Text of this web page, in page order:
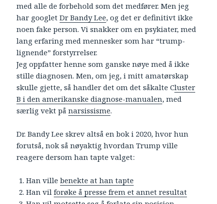
med alle de forbehold som det medfører. Men jeg
har googletDr Bandy Lee, og det er definitivt ikke
noen fake person. Vi snakker om en psykiater, med
lang erfaring med mennesker som har “trump-
lignende” forstyrrelser.
Jeg oppfatter henne som ganske nøye med å ikke
stille diagnosen. Men, om jeg, i mitt amatørskap
skulle gjette, så handler det om det såkalte Cluster
B i den amerikanske diagnose-manualen, med
særlig vekt pånarsissisme.
Dr. Bandy Lee skrev altså en bok i 2020, hvor hun
forutså, nok så nøyaktig hvordan Trump ville
reagere dersom han tapte valget:
Han villebenekte at han tapte
Han vilforøke å presse frem et annet resultat